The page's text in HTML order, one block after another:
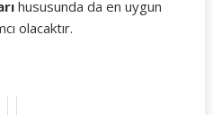
hususunda da en uygun
olacaktır.